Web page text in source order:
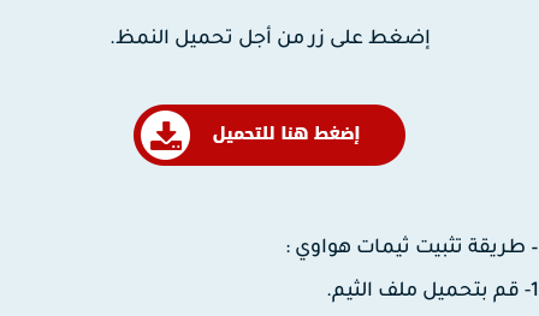
إضغط على زر من أجل تحميل النمظ.
تثبيت ثيمات هواوي :